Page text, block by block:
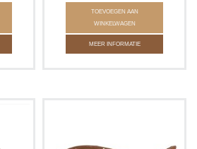
TOEVOEGEN AAN
WINKELWAGEN
MEER INFORMATIE